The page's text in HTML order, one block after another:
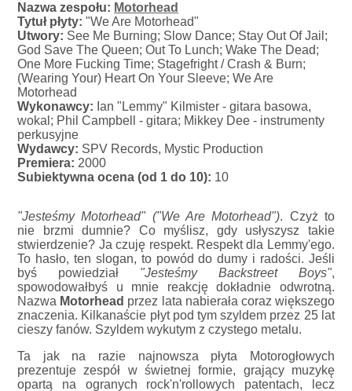
Nazwa zespołu: Motorhead
Tytuł płyty: "We Are Motorhead"
Utwory: See Me Burning; Slow Dance; Stay Out Of Jail;
God Save The Queen; Out To Lunch; Wake The Dead;
One More Fucking Time; Stagefright / Crash & Burn;
(Wearing Your) Heart On Your Sleeve; We Are
Motorhead
Wykonawcy: Ian "Lemmy" Kilmister - gitara basowa,
wokal; Phil Campbell - gitara; Mikkey Dee - instrumenty
perkusyjne
Wydawcy: SPV Records, Mystic Production
Premiera: 2000
Subiektywna ocena (od 1 do 10): 10
"Jesteśmy Motorhead" ("We Are Motorhead"). Czyż to
nie brzmi dumnie? Co myślisz, gdy usłyszysz takie
stwierdzenie? Ja czuję respekt. Respekt dla Lemmy'ego.
To hasło, ten slogan, to powód do dumy i radości. Jeśli
byś powiedział "Jesteśmy Backstreet Boys",
spowodowałbyś u mnie reakcję dokładnie odwrotną.
Nazwa Motorhead przez lata nabierała coraz większego
znaczenia. Kilkanaście płyt pod tym szyldem przez 25 lat
cieszy fanów. Szyldem wykutym z czystego metalu.
Ta jak na razie najnowsza płyta Motorogłowych
prezentuje zespół w świetnej formie, grający muzykę
opartą na ogranych rock'n'rollowych patentach, lecz